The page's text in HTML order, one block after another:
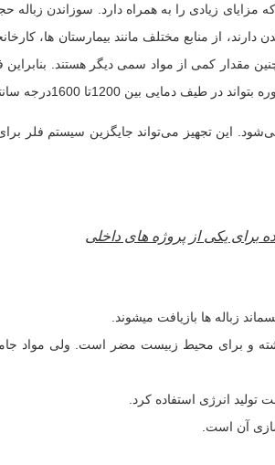
زيادی را به همراه دارد. سوزاندن
دارند، از منابع مختلف مانند بیمارستان ها،
مقدار کمی از مواد سمی دیگر هستند.
کنترل شده زباله و پسماند را از بین ببرد.
این تجهیز می‌تواند جایگزین سیستم فلر
یکی از پروژه های داخلی
زباله ها بازیافت میشوند.
و برای محیط زبیست مضر است. ولی مواد
انرژی استفاده کرد.
سازی آن است.